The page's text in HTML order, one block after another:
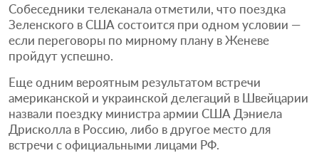
Собеседники телеканала отметили, что поездка
Зеленского в США состоится при одном условии —
если переговоры по мирному плану в Женеве
пройдут успешно.
Еще одним вероятным результатом встречи
американской и украинской делегаций в Швейцарии
назвали поездку министра армии США Дэниела
Дрисколла в Россию, либо в другое место для
встречи с официальными лицами РФ.